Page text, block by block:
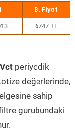
6747 TL
periyodik
değerlerinde,
sahip
gurubundaki